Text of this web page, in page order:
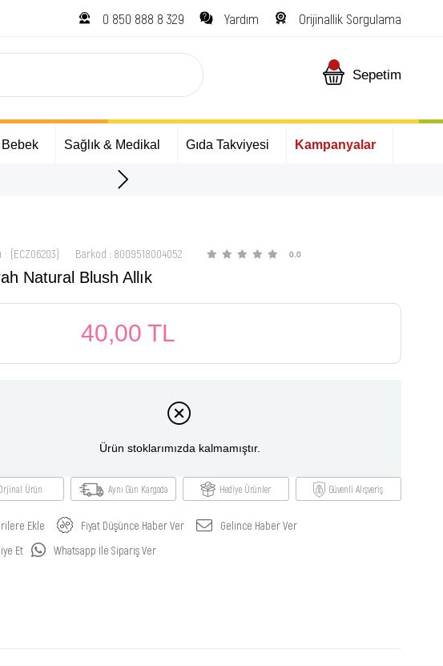
0 850 888 8 329 Yardım Orijinallik Sorgulama
Sepetim
Sağlık & Medikal Gıda Takviyesi Kampanyalar
(ECZ06203) Barkod : 8009518004052 0.0
Natural Blush Allık
40,00 TL
Ürün stoklarımızda kalmamıştır.
Ürün Aynı Gün Kargoda Hediye Ürünler Güvenli Alışveriş
Ekle Fiyat Düşünce Haber Ver
Gelince Haber Ver
Et
Whatsapp İle Sipariş Ver